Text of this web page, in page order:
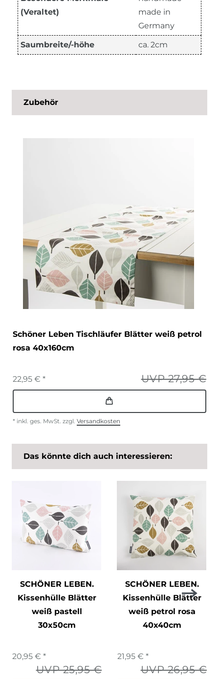
(Veraltet)
made in
Germany
Saumbreite/-höhe ca. 2cm
Zubehör
Schöner Leben Tischläufer Blätter weiß petrol
rosa 40x160cm
UVP 27,95 €
22,95 € *
* inkl. ges. MwSt. zzgl. Versandkosten
Das könnte dich auch interessieren:
SCHÖNER LEBEN.
Kissenhülle Blätter
weiß pastell
30x50cm
UVP 25,95 €
20,95 € *
SCHÖNER LEBEN.
Kissenhülle Blätter
weiß petrol rosa
40x40cm
UVP 26,95 €
21,95 € *